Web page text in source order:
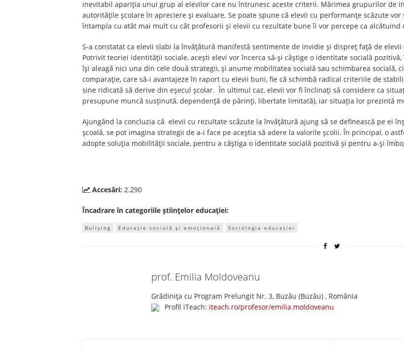
inevitabil apariţia unui grup al elevilor care nu întrunesc aceste criterii. Mărimea grupurilor de
autorităţile şcolare în apreciere şi evaluare. Se poate spune că elevii cu performanţe scăzute
întampla cu atât mai mult cu cât profesorii şi elevii cu rezultate bune îi vor percepe ca
S-a constatat ca elevii slabi la învăţătură manifestă sentimente de invidie şi dispreţ faţă de
Potrivit teoriei identităţii sociale, aceşti elevi vor încerca să-şi câştige o identitate socială
îşi aleagă nici una din cele două strategii, şi anume mobilitatea socială sau schimbarea socială,
comparaţie, care să-i avantajeze în raport cu elevii buni, fie că schimbă radical criteriile de
sine ridicată să derive din eşecul şcolar. În ultimul caz, elevii vor fi înclinaţi să considere ca
presupune muncă susţinută, dependenţă de părinţi, libertate limitată), iar situaţia lor prezintă
Ajungând la concluzia că elevii cu rezultate scăzute la învăţătură ajung să se definească pe ei
şcoală, se pot imagina strategii de a-i face pe aceştia să adere la valorile şcolii. În principal, o
adopte soluţia mobilităţii sociale, pentru a câştiga o identitate socială pozitivă şi pentru a-şi
Accesări: 2.290
Încadrare în categoriile științelor educației:
Bullying Educație socială și emoțională Sociologia educației
prof. Emilia Moldoveanu
Grădinița cu Program Prelungit Nr. 3, Buzău (Buzău) , România
Profil iTeach: iteach.ro/profesor/emilia.moldoveanu